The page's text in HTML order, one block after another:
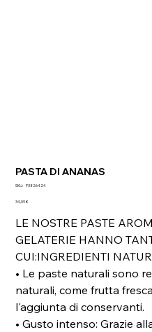
PASTA DI ANANAS
SKU:
SKU
P3826424
Prezzo
34,09 €
LE NOSTRE PASTE
GELATERIE HANNO
CUI:INGREDIENTI
• Le paste naturali sono
naturali, come frutta
l'aggiunta di conservanti.
• Gusto intenso: Grazie